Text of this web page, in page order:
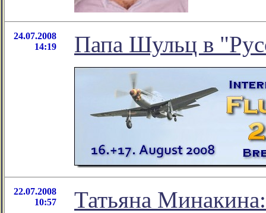
24.07.2008
14:19
Папа Шульц в
22.07.2008
10:57
Татьяна